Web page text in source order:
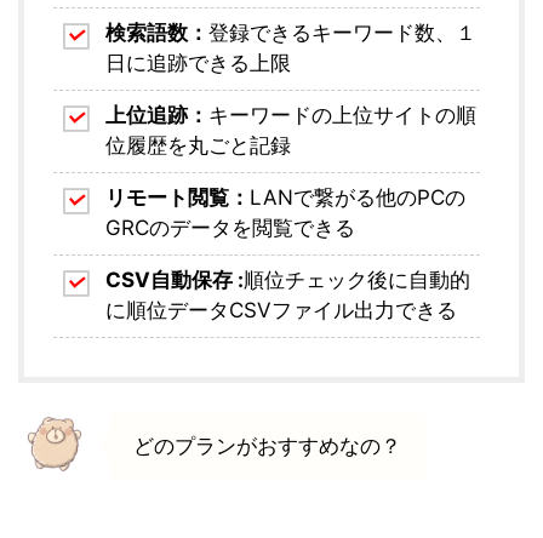
検索語数： 登録できるキーワード数、１
日に追跡できる上限
上位追跡： キーワードの上位サイトの順
位履歴を丸ごと記録
リモート閲覧： LANで繋がる他のPCの
GRCのデータを閲覧できる
CSV自動保存 :順位チェック後に自動的
に順位データCSVファイル出力できる
どのプランがおすすめなの？